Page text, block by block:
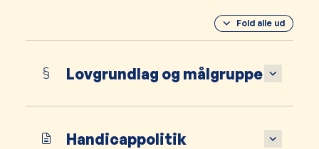
Fold alle ud
Lovgrundlag og målgruppe
Handicappolitik